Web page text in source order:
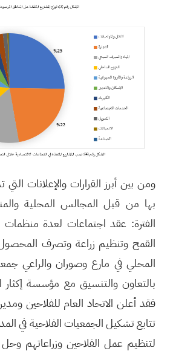
ومن بين أبرز القرارات والإعلانات التي
بها من قبل المجالس المحلية
الفترة: عقد اجتماعات لعدة
القمح وتنظيم زراعة وتصرف
المحلي في مارع وصوران والراعي
بالتعاون والتنسيق مع مؤسسة إكثار
فقد أعلن الاتحاد العام للفلاحين
تتابع تشكيل الجمعيات الفلاحية في
لتنظيم عمل الفلاحين وزراعاتهم